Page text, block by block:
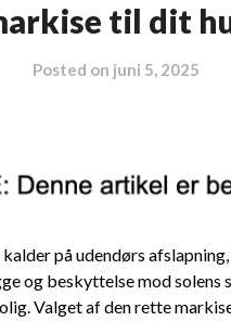
til dit
Posted on juni 5, 2025
på udendørs
og beskyttelse mod solens
Valget af den rette